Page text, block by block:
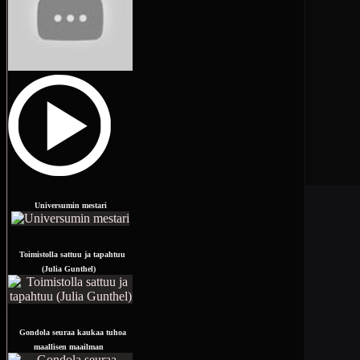
Universumin mestari
Toimistolla sattuu ja tapahtuu
(Julia Gunthel)
Gondola seuraa kaukaa tuhoa
maallisen maailman